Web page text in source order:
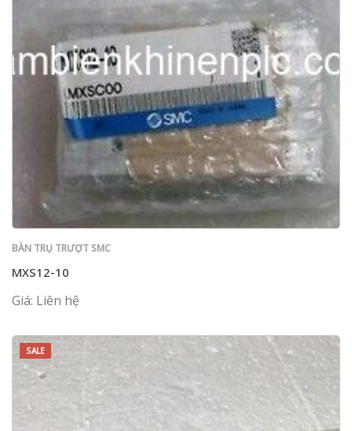
BÀN TRỤ TRƯỢT SMC
MXS12-10
Giá: Liên hệ
SALE